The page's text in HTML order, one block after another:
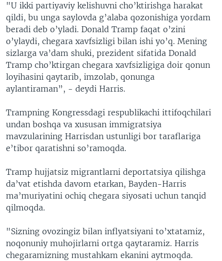
"U ikki partiyaviy kelishuvni cho’ktirishga harakat
qildi, bu unga saylovda g’alaba qozonishiga yordam
beradi deb o’yladi. Donald Tramp faqat o’zini
o’ylaydi, chegara xavfsizligi bilan ishi yo’q. Mening
sizlarga va’dam shuki, prezident sifatida Donald
Tramp cho’ktirgan chegara xavfsizligiga doir qonun
loyihasini qaytarib, imzolab, qonunga
aylantiraman”, - deydi Harris.
Trampning Kongressdagi respublikachi ittifoqchilari
undan boshqa va xususan immigratsiya
mavzularining Harrisdan ustunligi bor taraflariga
e’tibor qaratishni so’ramoqda.
Tramp hujjatsiz migrantlarni deportatsiya qilishga
da’vat etishda davom etarkan, Bayden-Harris
ma’muriyatini ochiq chegara siyosati uchun tanqid
qilmoqda.
"Sizning ovozingiz bilan inflyatsiyani to’xtatamiz,
noqonuniy muhojirlarni ortga qaytaramiz. Harris
chegaramizning mustahkam ekanini aytmoqda.